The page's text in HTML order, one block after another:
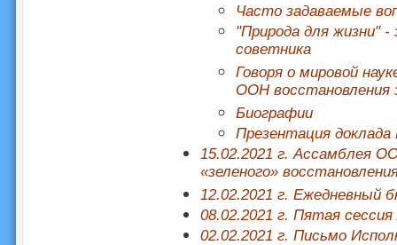
Часто задаваемые
"Природа для жизни"
советника
Говоря о мировой
ООН восстановления
Биографии
Презентация
15.02.2021 г. Ассамблея
«зеленого»
12.02.2021 г. Ежедневный
08.02.2021 г. Пятая
02.02.2021 г. Письмо